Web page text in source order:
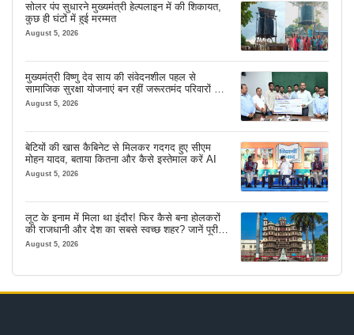
सोलर पंप सुधारने मुख्यमंत्री हेल्पलाइन में की शिकायत,
कुछ ही घंटों में हुई मरम्मत
August 5, 2026
मुख्यमंत्री विष्णु देव साय की संवेदनशील पहल से
सामाजिक सुरक्षा योजनाएं बन रहीं जरूरतमंद परिवारों का
मजबूत सहारा
August 5, 2026
बेटियों की खास कैबिनेट से मिलकर गदगद हुए सीएम
मोहन यादव, बताया कितना और कैसे इस्तेमाल करें AI
August 5, 2026
लूट के इनाम में मिला था इंदौर! फिर कैसे बना होलकरों
की राजधानी और देश का सबसे स्वच्छ शहर? जानें पूरी
कहानी
August 5, 2026